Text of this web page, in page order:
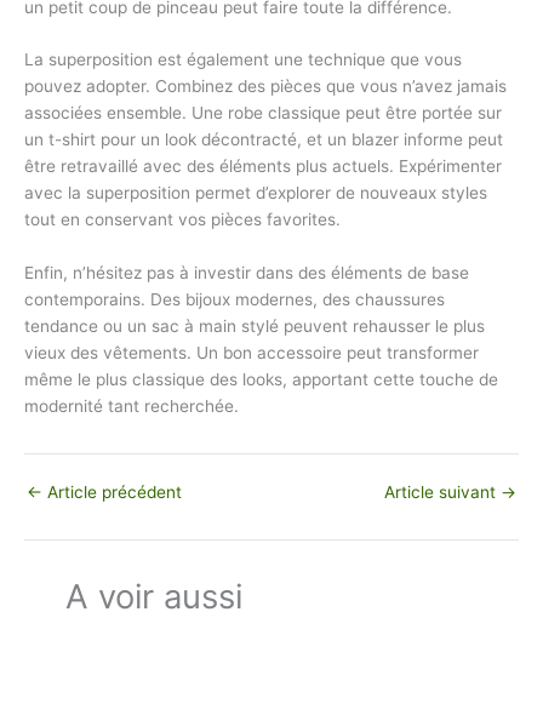
un petit coup de pinceau peut faire toute la différence.
La superposition est également une technique que vous
pouvez adopter. Combinez des pièces que vous n’avez jamais
associées ensemble. Une robe classique peut être portée sur
un t-shirt pour un look décontracté, et un blazer informe peut
être retravaillé avec des éléments plus actuels. Expérimenter
avec la superposition permet d’explorer de nouveaux styles
tout en conservant vos pièces favorites.
Enfin, n’hésitez pas à investir dans des éléments de base
contemporains. Des bijoux modernes, des chaussures
tendance ou un sac à main stylé peuvent rehausser le plus
vieux des vêtements. Un bon accessoire peut transformer
même le plus classique des looks, apportant cette touche de
modernité tant recherchée.
← Article précédent Article suivant →
A voir aussi